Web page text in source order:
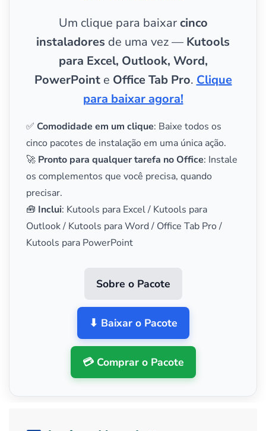
Um clique para baixarcinco
instaladores de uma vez — Kutools
para Excel, Outlook, Word,
PowerPointe Office Tab Pro. Clique
para baixar agora!
✅ Comodidade em um clique: Baixe todos os
cinco pacotes de instalação em uma única ação.
🚀 Pronto para qualquer tarefa no Office: Instale
os complementos que você precisa, quando
precisar.
🧰 Inclui: Kutools para Excel / Kutools para
Outlook / Kutools para Word / Office Tab Pro /
Kutools para PowerPoint
Sobre o Pacote
⬇ Baixar o Pacote
💳 Comprar o Pacote